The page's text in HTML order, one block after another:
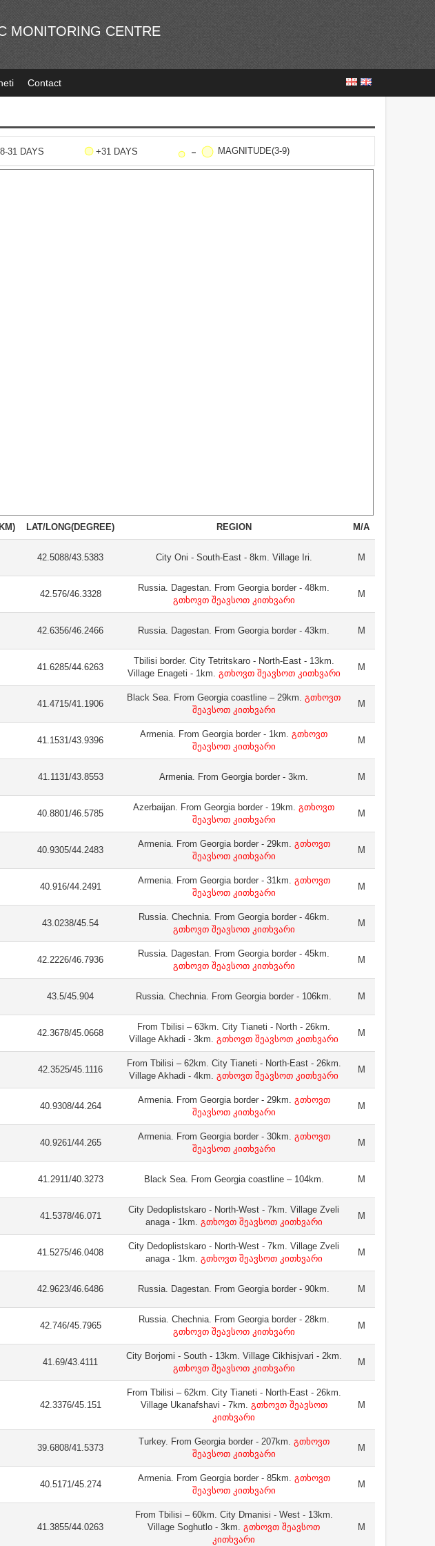
MONITORING CENTRE
Contact
8-31 DAYS +31 DAYS MAGNITUDE(3-9)
LAT/LONG(DEGREE) REGION M/A
42.5088/43.5383 City Oni - South-East - 8km. Village Iri. M
42.576/46.3328
Russia. Dagestan. From Georgia border - 48km.
გთხოვთ შეავსოთ კითხვარი
M
42.6356/46.2466 Russia. Dagestan. From Georgia border - 43km. M
41.6285/44.6263
Tbilisi border. City Tetritskaro - North-East - 13km.
Village Enageti - 1km. გთხოვთ შეავსოთ კითხვარი
M
41.4715/41.1906
Black Sea. From Georgia coastline – 29km. გთხოვთ
შეავსოთ კითხვარი
M
41.1531/43.9396
Armenia. From Georgia border - 1km. გთხოვთ
შეავსოთ კითხვარი
M
41.1131/43.8553 Armenia. From Georgia border - 3km. M
40.8801/46.5785
Azerbaijan. From Georgia border - 19km. გთხოვთ
შეავსოთ კითხვარი
M
40.9305/44.2483
Armenia. From Georgia border - 29km. გთხოვთ
შეავსოთ კითხვარი
M
40.916/44.2491
Armenia. From Georgia border - 31km. გთხოვთ
შეავსოთ კითხვარი
M
43.0238/45.54
Russia. Chechnia. From Georgia border - 46km.
გთხოვთ შეავსოთ კითხვარი
M
42.2226/46.7936
Russia. Dagestan. From Georgia border - 45km.
გთხოვთ შეავსოთ კითხვარი
M
43.5/45.904 Russia. Chechnia. From Georgia border - 106km. M
42.3678/45.0668
From Tbilisi – 63km. City Tianeti - North - 26km.
Village Akhadi - 3km. გთხოვთ შეავსოთ კითხვარი
M
42.3525/45.1116
From Tbilisi – 62km. City Tianeti - North-East - 26km.
Village Akhadi - 4km. გთხოვთ შეავსოთ კითხვარი
M
40.9308/44.264
Armenia. From Georgia border - 29km. გთხოვთ
შეავსოთ კითხვარი
M
40.9261/44.265
Armenia. From Georgia border - 30km. გთხოვთ
შეავსოთ კითხვარი
M
41.2911/40.3273 Black Sea. From Georgia coastline – 104km. M
41.5378/46.071
City Dedoplistskaro - North-West - 7km. Village Zveli
anaga - 1km. გთხოვთ შეავსოთ კითხვარი
M
41.5275/46.0408
City Dedoplistskaro - North-West - 7km. Village Zveli
anaga - 1km. გთხოვთ შეავსოთ კითხვარი
M
42.9623/46.6486 Russia. Dagestan. From Georgia border - 90km. M
42.746/45.7965
Russia. Chechnia. From Georgia border - 28km.
გთხოვთ შეავსოთ კითხვარი
M
41.69/43.4111
City Borjomi - South - 13km. Village Cikhisjvari - 2km.
გთხოვთ შეავსოთ კითხვარი
M
42.3376/45.151
From Tbilisi – 62km. City Tianeti - North-East - 26km.
Village Ukanafshavi - 7km. გთხოვთ შეავსოთ
კითხვარი
M
39.6808/41.5373
Turkey. From Georgia border - 207km. გთხოვთ
შეავსოთ კითხვარი
M
40.5171/45.274
Armenia. From Georgia border - 85km. გთხოვთ
შეავსოთ კითხვარი
M
41.3855/44.0263
From Tbilisi – 60km. City Dmanisi - West - 13km.
Village Soghutlo - 3km. გთხოვთ შეავსოთ
კითხვარი
M